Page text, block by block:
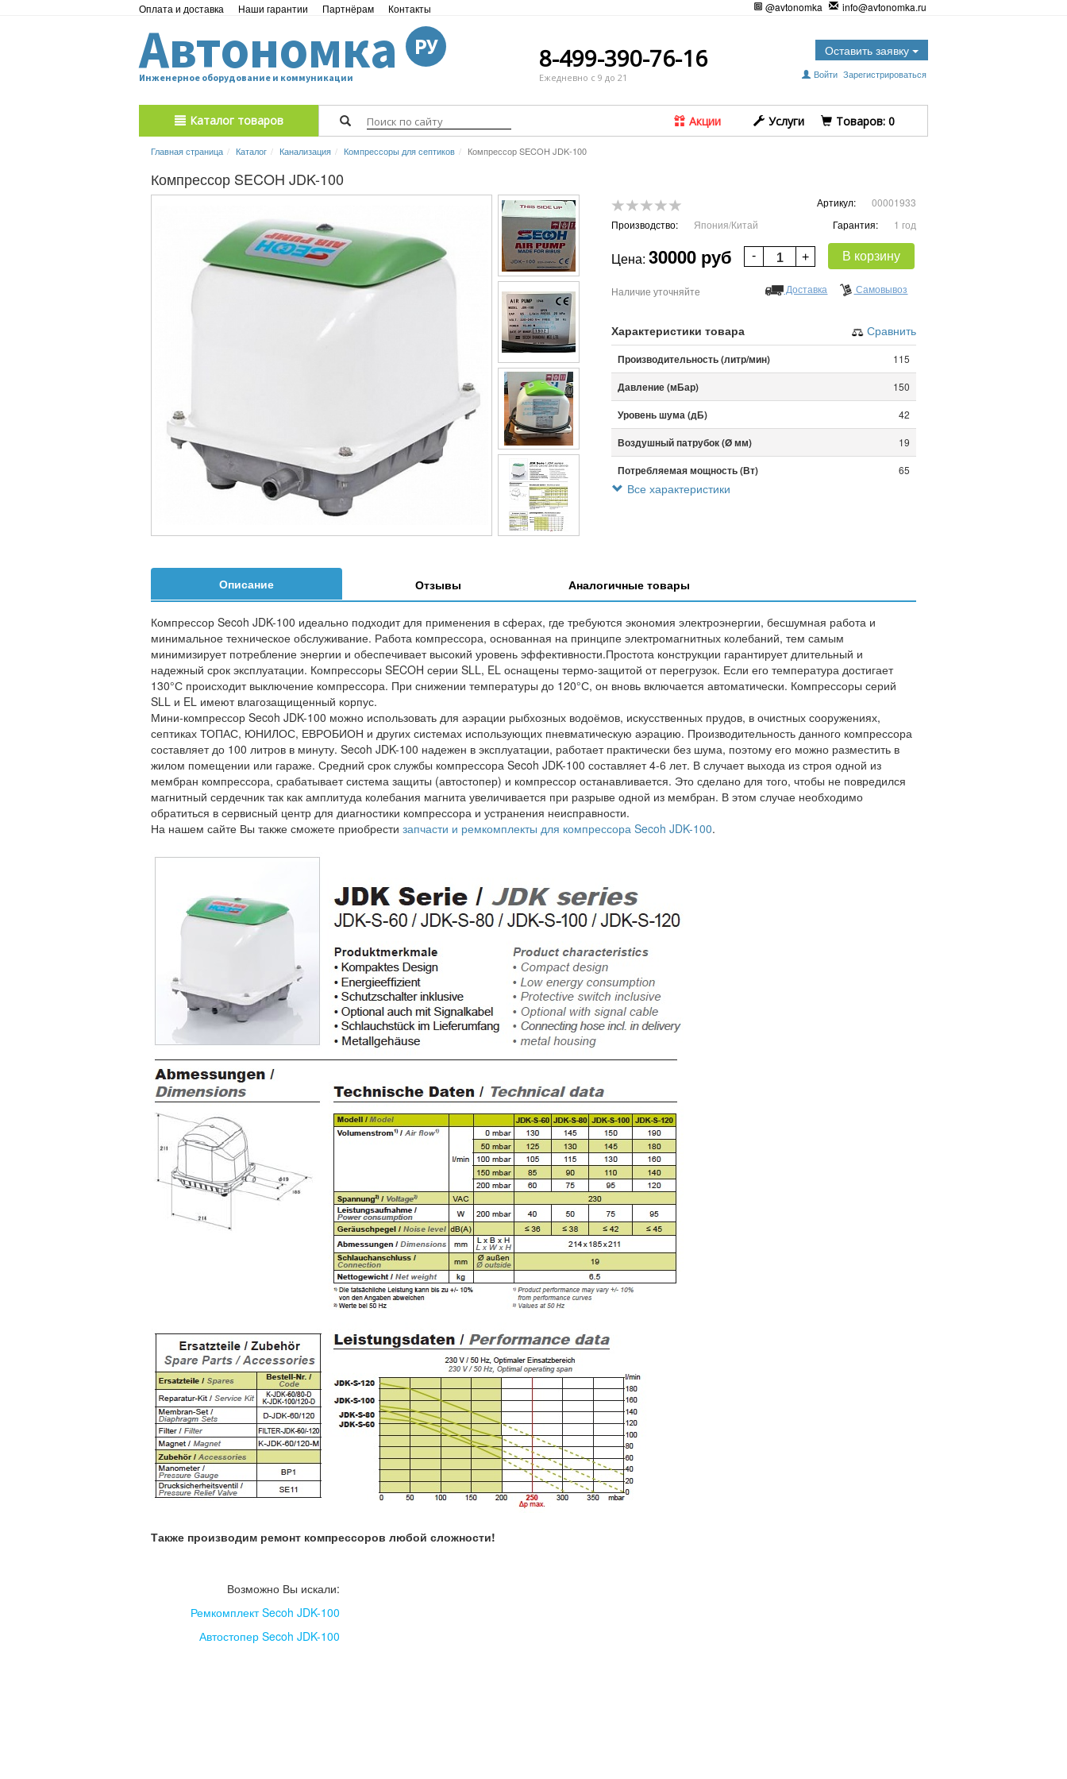
Оплата и доставка Наши гарантии Партнёрам Контакты @avtonomka info@avtonomka.ru
Автономка РУ
Инженерное оборудование и коммуникации
8-499-390-76-16
Ежедневно с 9 до 21
Оставить заявку
Войти Зарегистрироваться
Каталог товаров Акции Услуги Tоваров:0
Главная страница Каталог Канализация Компрессоры для септиков Компрессор SECOH JDK-100
Компрессор SECOH JDK-100
Артикул:
00001933
Производство:
Япония/Китай Гарантия: 1 год
Цена: 30000 руб В корзину
Наличие уточняйте Доставка Самовывоз
Характеристики товара Сравнить
Производительность (литр/мин) 115
Давление (мБар) 150
Уровень шума (дБ) 42
Воздушный патрубок (Ø мм) 19
Потребляемая мощность (Вт) 65
Все характеристики
Описание Отзывы Аналогичные товары
Компрессор Secoh JDK-100 идеально подходит для применения в сферах, где требуются экономия электроэнергии, бесшумная работа и
минимальное техническое обслуживание. Работа компрессора, основанная на принципе электромагнитных колебаний, тем самым
минимизирует потребление энергии и обеспечивает высокий уровень эффективности.Простота конструкции гарантирует длительный и
надежный срок эксплуатации. Компрессоры SECOH серии SLL, EL оснащены термо-защитой от перегрузок. Если его температура достигает
130°С происходит выключение компрессора. При снижении температуры до 120°С, он вновь включается автоматически. Компрессоры серий
SLL и EL имеют влагозащищенный корпус.
Мини-компрессор Secoh JDK-100 можно использовать для аэрации рыбхозных водоёмов, искусственных прудов, в очистных сооружениях,
септиках ТОПАС, ЮНИЛОС, ЕВРОБИОН и других системах использующих пневматическую аэрацию. Производительность данного компрессора
составляет до 100 литров в минуту. Secoh JDK-100 надежен в эксплуатации, работает практически без шума, поэтому его можно разместить в
жилом помещении или гараже. Средний срок службы компрессора Secoh JDK-100 составляет 4-6 лет. В случает выхода из строя одной из
мембран компрессора, срабатывает система защиты (автостопер) и компрессор останавливается. Это сделано для того, чтобы не повредился
магнитный сердечник так как амплитуда колебания магнита увеличивается при разрыве одной из мембран. В этом случае необходимо
обратиться в сервисный центр для диагностики компрессора и устранения неисправности.
На нашем сайте Вы также сможете приобрести запчасти и ремкомплекты для компрессора Secoh JDK-100.
Также производим ремонт компрессоров любой сложности!
Возможно Вы искали:
Ремкомплект Secoh JDK-100
Автостопер Secoh JDK-100